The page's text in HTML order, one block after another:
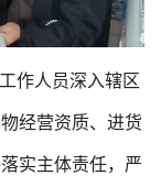
作人员深入辖区
经营资质、进货
实主体责任，严